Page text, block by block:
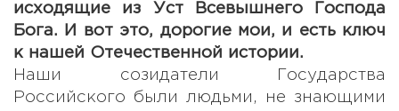
исходящие из Уст Всевышнего Господа
Бога. И вот это, дорогие мои, и есть ключ
к нашей Отечественной истории.
Наши созидатели Государства
Российского были людьми, не знающими